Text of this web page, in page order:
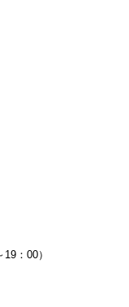
：00）